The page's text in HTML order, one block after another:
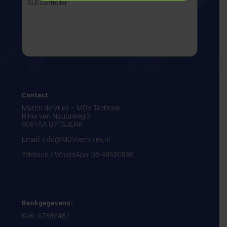
SLE controller
Contact
Martin de Vries – MDV Techniek
Rinia van Nautaweg 3
9061AA GYTSJERK
Email: Info@MDVtechniek.nl
Telefoon / WhatsApp: 06-48630836
Bankgegevens:
KvK: 67586481